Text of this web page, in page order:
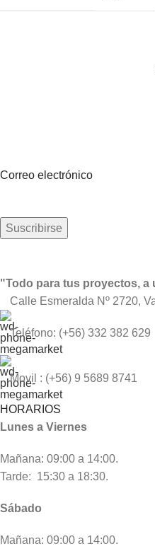
Correo electrónico
"Todo para tus proyectos, a
Calle Esmeralda Nº 2720,
Teléfono: (+56) 332 382 629
Movil : (+56) 9 5689 8741
HORARIOS
Lunes a Viernes
Mañana: 09:00 a 14:00.
Tarde: 15:30 a 18:30.
Sábado
Mañana: 09:00 a 14:00.